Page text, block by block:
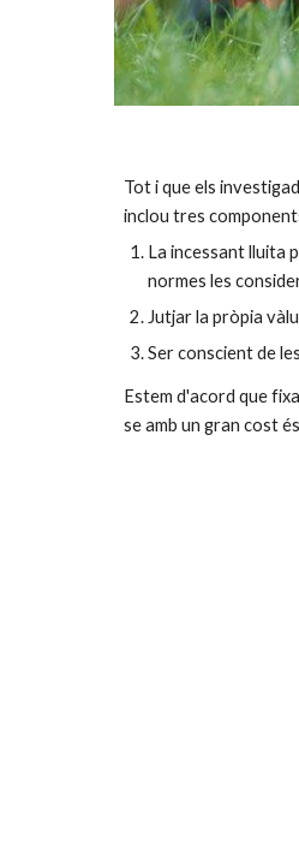
Tot i que els
inclou tres
La incessant lluita
normes les
Jutjar la pròpia
Ser conscient de
Estem d'acord que
se amb un gran cost